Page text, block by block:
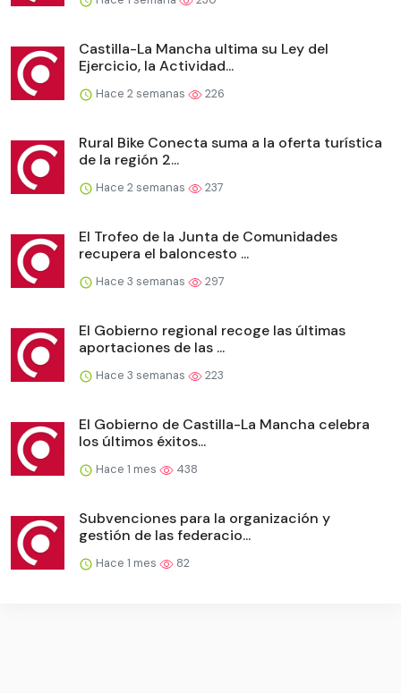
Castilla-La Mancha ultima su Ley del
Ejercicio, la Actividad...
Hace 2 semanas 226
Rural Bike Conecta suma a la oferta turística
de la región 2...
Hace 2 semanas 237
El Trofeo de la Junta de Comunidades
recupera el baloncesto ...
Hace 3 semanas 297
El Gobierno regional recoge las últimas
aportaciones de las ...
Hace 3 semanas 223
El Gobierno de Castilla-La Mancha celebra
los últimos éxitos...
Hace 1 mes 438
Subvenciones para la organización y
gestión de las federacio...
Hace 1 mes 82